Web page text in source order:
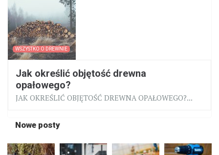
WSZYSTKO O DREWNIE
Jak określić objętość drewna
opałowego?
JAK OKREŚLIĆ OBJĘTOŚĆ DREWNA OPAŁOWEGO?...
Nowe posty